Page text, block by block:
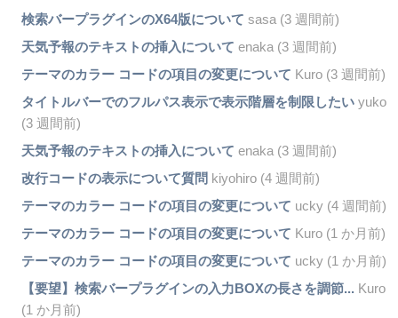
検索バープラグインのX64版について sasa (3 週間前)
天気予報のテキストの挿入について enaka (3 週間前)
テーマのカラー コードの項目の変更について Kuro (3 週間前)
タイトルバーでのフルパス表示で表示階層を制限したいyuko
(3 週間前)
天気予報のテキストの挿入について enaka (3 週間前)
改行コードの表示について質問 kiyohiro (4 週間前)
テーマのカラー コードの項目の変更について ucky (4 週間前)
テーマのカラー コードの項目の変更について Kuro (1 か月前)
テーマのカラー コードの項目の変更について ucky (1 か月前)
【要望】検索バープラグインの入力BOXの長さを調節... Kuro
(1 か月前)